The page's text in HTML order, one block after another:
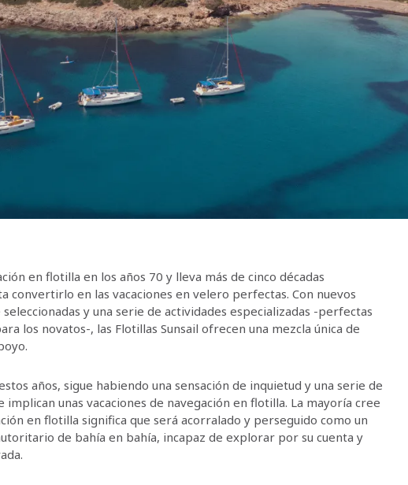
en flotilla en los años 70 y lleva más de cinco décadas
convertirlo en las vacaciones en velero perfectas. Con nuevos
y una serie de actividades especializadas -perfectas
los novatos-, las Flotillas Sunsail ofrecen una mezcla única de
años, sigue habiendo una sensación de inquietud y una serie de
unas vacaciones de navegación en flotilla. La mayoría cree
en flotilla significa que será acorralado y perseguido como un
de bahía en bahía, incapaz de explorar por su cuenta y